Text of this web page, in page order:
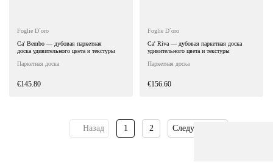
Foglie D`oro
Ca' Bembo — дубовая паркетная
доска удивительного цвета и текстуры
Паркетная доска
€145.80
Foglie D`oro
Ca' Riva — дубовая паркетная доска
удивительного цвета и текстуры
Паркетная доска
€156.60
Назад 1 2 Следующая